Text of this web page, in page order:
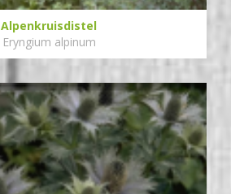
Alpenkruisdistel
Eryngium alpinum